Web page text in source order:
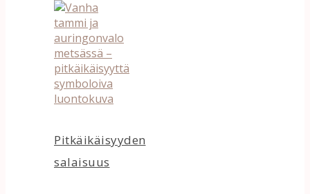
Pitkäikäisyyden
salaisuus